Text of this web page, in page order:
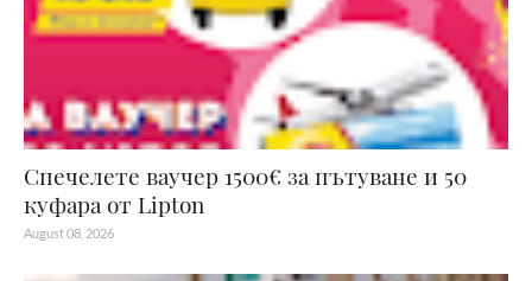
Спечелете ваучер 1500€ за пътуване и 50
куфара от Lipton
August 08, 2026